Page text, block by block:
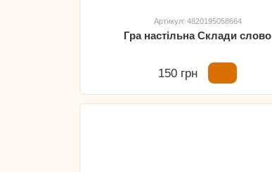
Артикул: 4820195058664
Гра настільна Склади слово
150 грн